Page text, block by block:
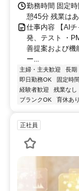
勤務時間 固定
憩45分 残業はあ
仕事内容 【AI
発、テスト ・
善提案および機
ー...
主婦・主夫歓迎 長期
即日勤務OK
固定時
経験者歓迎
残業なし
ブランクOK
育休あり
正社員